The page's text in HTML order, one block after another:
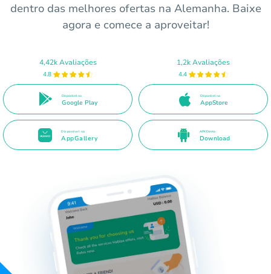
dentro das melhores ofertas na Alemanha. Baixe
agora e comece a aproveitar!
4,42k Avaliações
4.8
Disponível no
Google Play
1,2k Avaliações
4.4
Disponível na
AppStore
Disponível na
AppGallery
APK Direto
Download